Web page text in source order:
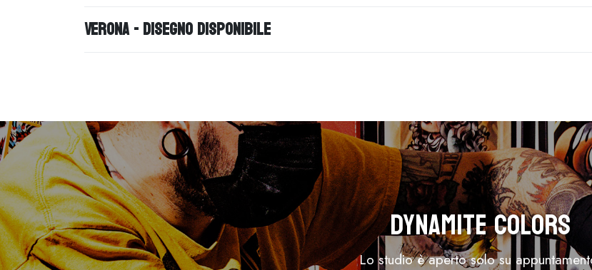
Verona - disegno disponibile
Dynamite Colors
Lo studio è aperto solo su